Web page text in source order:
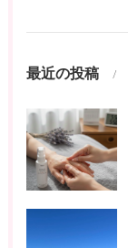
最近の投稿